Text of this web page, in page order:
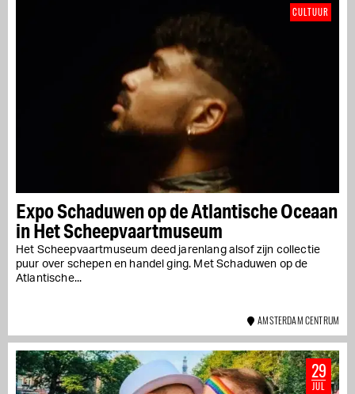
Expo Schaduwen op de Atlantische Oceaan
in Het Scheepvaartmuseum
Het Scheepvaartmuseum deed jarenlang alsof zijn collectie
puur over schepen en handel ging. Met Schaduwen op de
Atlantische...
CULTUUR
AMSTERDAM CENTRUM
29
JUL